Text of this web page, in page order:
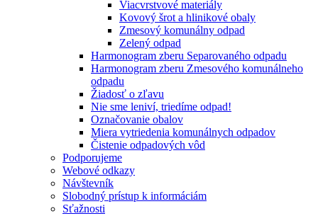
Viacvrstvové materiály
Kovový šrot a hlinikové obaly
Zmesový komunálny odpad
Zelený odpad
Harmonogram zberu Separovaného odpadu
Harmonogram zberu Zmesového komunálneho
odpadu
Žiadosť o zľavu
Nie sme leniví, triedíme odpad!
Označovanie obalov
Miera vytriedenia komunálnych odpadov
Čistenie odpadových vôd
Podporujeme
Webové odkazy
Návštevník
Slobodný prístup k informáciám
Sťažnosti